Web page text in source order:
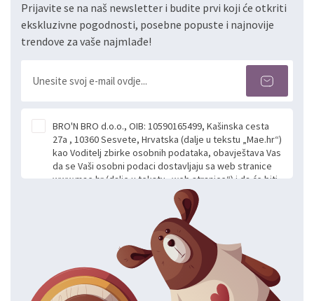
Prijavite se na naš newsletter i budite prvi koji će otkriti
ekskluzivne pogodnosti, posebne popuste i najnovije
trendove za vaše najmlađe!
BRO'N BRO d.o.o., OIB: 10590165499, Kašinska cesta
27a , 10360 Sesvete, Hrvatska (dalje u tekstu „Mae.hr“)
kao Voditelj zbirke osobnih podataka, obavještava Vas
da se Vaši osobni podaci dostavljaju sa web stranice
www.mae.hr (dalje u tekstu „web stranice“) i da će biti
obrađeni. Prihvaćanjem ove Izjave smatra se da
slobodno i izričito dajete privolu za prikupljanje i daljnju
obradu Vaših osobnih podataka koje ustupate Mae.hr
putem ovih web stranica u svrhu odgovora i daljnje
komunikacije na Vaš upit poslan kroz kontakt obrazac.
Radi se o dobrovoljnom davanju podataka te ovu
Izjavu niste dužni prihvatiti odnosno niste dužni unositi
svoje osobne podatke u jednu od prijavnih